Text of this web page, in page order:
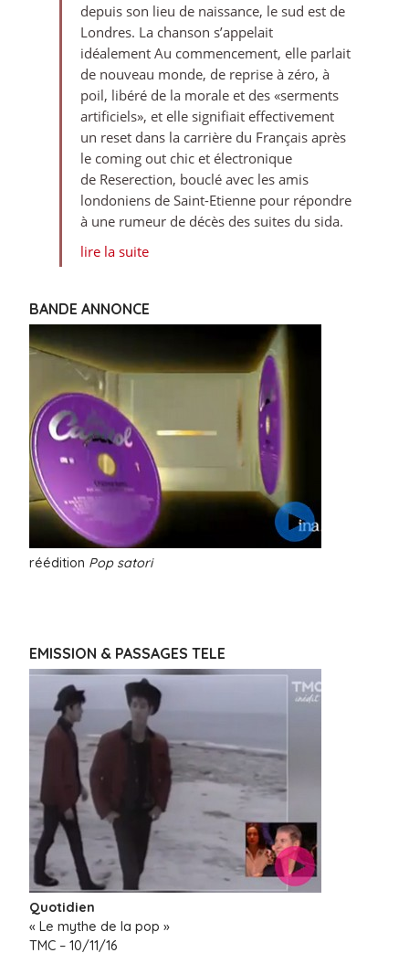
depuis son lieu de naissance, le sud est de
Londres. La chanson s’appelait
idéalement Au commencement, elle parlait
de nouveau monde, de reprise à zéro, à
poil, libéré de la morale et des «serments
artificiels», et elle signifiait effectivement
un reset dans la carrière du Français après
le coming out chic et électronique
de Reserection, bouclé avec les amis
londoniens de Saint-Etienne pour répondre
à une rumeur de décès des suites du sida.
lire la suite
BANDE ANNONCE
réédition Pop satori
EMISSION & PASSAGES TELE
Quotidien
« Le mythe de la pop »
TMC – 10/11/16